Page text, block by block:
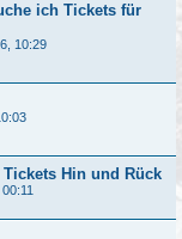
ich Tickets für
10:29
Hin und Rück
00:11